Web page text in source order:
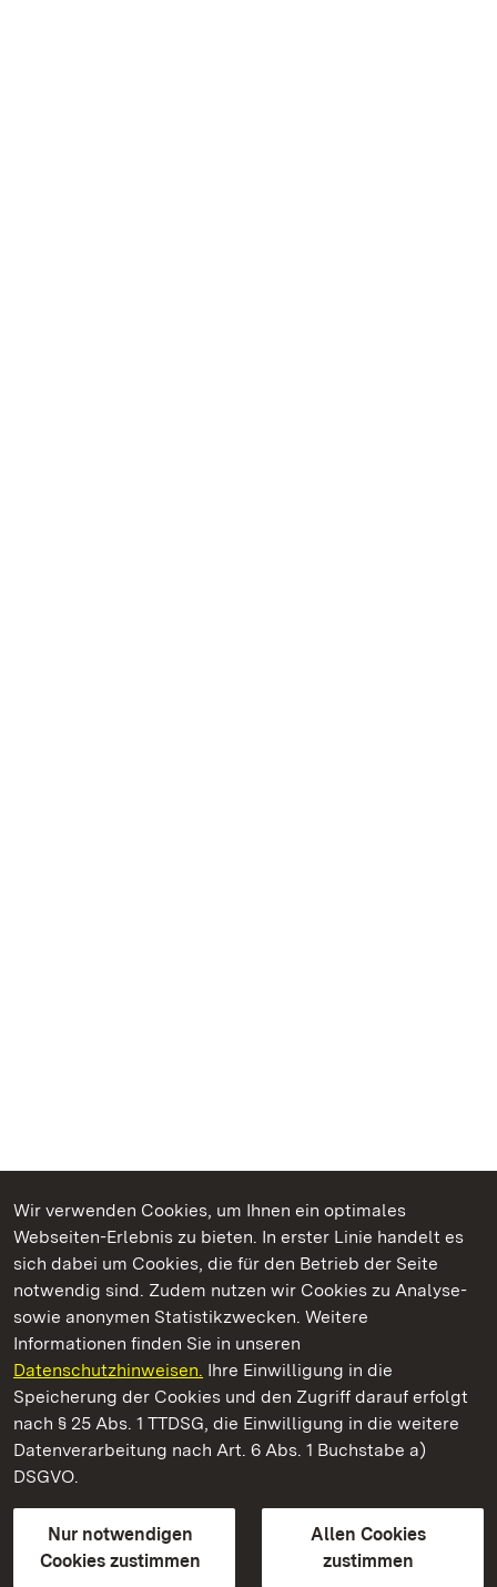
Wir verwenden Cookies, um Ihnen ein optimales
Webseiten-Erlebnis zu bieten. In erster Linie handelt es
sich dabei um Cookies, die für den Betrieb der Seite
notwendig sind. Zudem nutzen wir Cookies zu Analyse-
sowie anonymen Statistikzwecken. Weitere
Informationen finden Sie in unseren
Datenschutzhinweisen. Ihre Einwilligung in die
Speicherung der Cookies und den Zugriff darauf erfolgt
nach § 25 Abs. 1 TTDSG, die Einwilligung in die weitere
Datenverarbeitung nach Art. 6 Abs. 1 Buchstabe a)
DSGVO.
Nur notwendigen
Cookies zustimmen
Allen Cookies
zustimmen
Kommen. Staunen. Genießen.
Neues Schloss Meersburg
Staatliche Schlösser und Gärten Baden-Württemberg
Kontakt
GebärdenspracheLeichte Sprache
Erklärung zur Barrierefreiheit
BITV-konform (geprüfte Seiten)